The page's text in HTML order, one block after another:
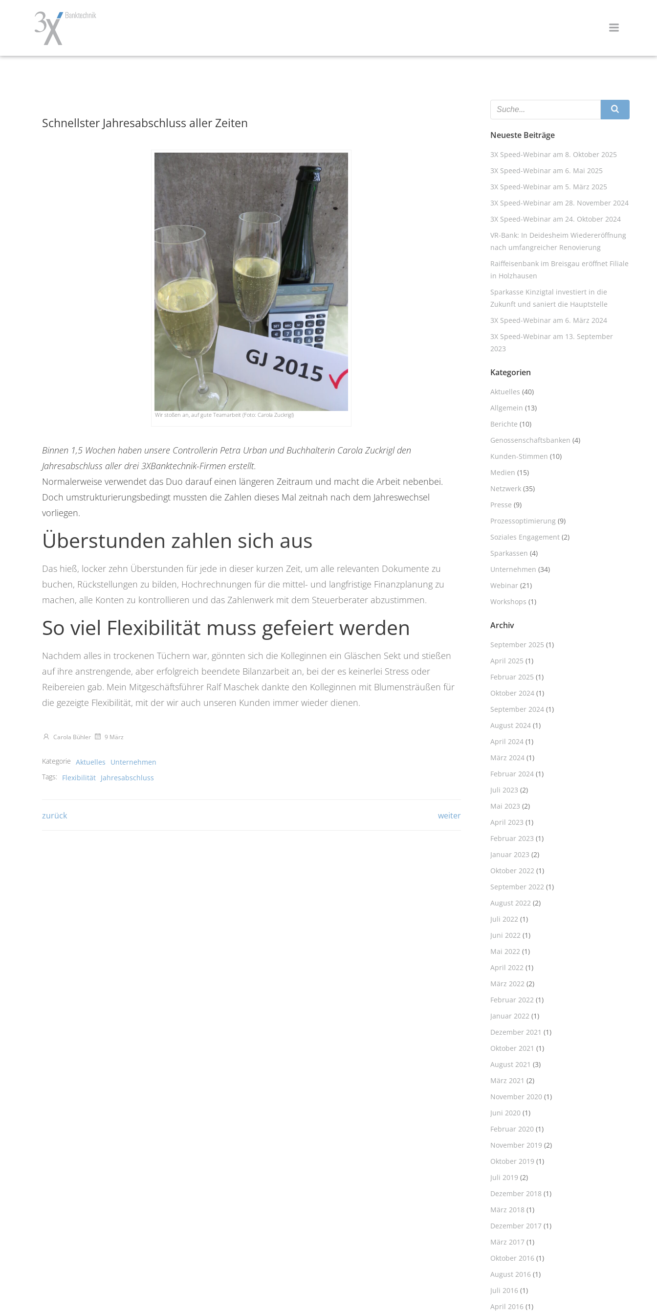
springen
Schnellster Jahresabschluss aller Zeiten
Wir stoßen an, auf gute Teamarbeit (Foto: Carola Zuckrigl)
Binnen 1,5 Wochen haben unsere Controllerin Petra Urban und Buchhalterin Carola Zuckrigl den
Jahresabschluss aller drei 3XBanktechnik-Firmen erstellt.
Normalerweise verwendet das Duo darauf einen längeren Zeitraum und macht die Arbeit nebenbei.
Doch umstrukturierungsbedingt mussten die Zahlen dieses Mal zeitnah nach dem Jahreswechsel
vorliegen.
Überstunden zahlen sich aus
Das hieß, locker zehn Überstunden für jede in dieser kurzen Zeit, um alle relevanten Dokumente zu
buchen, Rückstellungen zu bilden, Hochrechnungen für die mittel- und langfristige Finanzplanung zu
machen, alle Konten zu kontrollieren und das Zahlenwerk mit dem Steuerberater abzustimmen.
So viel Flexibilität muss gefeiert werden
Nachdem alles in trockenen Tüchern war, gönnten sich die Kolleginnen ein Gläschen Sekt und stießen
auf ihre anstrengende, aber erfolgreich beendete Bilanzarbeit an, bei der es keinerlei Stress oder
Reibereien gab. Mein Mitgeschäftsführer Ralf Maschek dankte den Kolleginnen mit Blumensträußen für
die gezeigte Flexibilität, mit der wir auch unseren Kunden immer wieder dienen.
Carola Bühler 9 März
Kategorie Aktuelles
Unternehmen
Tags:
Flexibilität Jahresabschluss
Beitragsnavigation
zurück Beitragsnavigationweiter
Neueste Beiträge
3X Speed-Webinar am 8. Oktober 2025
3X Speed-Webinar am 6. Mai 2025
3X Speed-Webinar am 5. März 2025
3X Speed-Webinar am 28. November 2024
3X Speed-Webinar am 24. Oktober 2024
VR-Bank: In Deidesheim Wiedereröffnung
nach umfangreicher Renovierung
Raiffeisenbank im Breisgau eröffnet Filiale
in Holzhausen
Sparkasse Kinzigtal investiert in die
Zukunft und saniert die Hauptstelle
3X Speed-Webinar am 6. März 2024
3X Speed-Webinar am 13. September
2023
Kategorien
Aktuelles (40)
Allgemein (13)
Berichte (10)
Genossenschaftsbanken (4)
Kunden-Stimmen (10)
Medien (15)
Netzwerk(35)
Presse (9)
Prozessoptimierung (9)
Soziales Engagement(2)
Sparkassen (4)
Unternehmen (34)
Webinar(21)
Workshops (1)
Archiv
September 2025 (1)
April 2025 (1)
Februar 2025 (1)
Oktober 2024(1)
September 2024(1)
August 2024(1)
April 2024(1)
März 2024(1)
Februar 2024(1)
Juli 2023 (2)
Mai 2023 (2)
April 2023 (1)
Februar 2023 (1)
Januar 2023 (2)
Oktober 2022 (1)
September 2022 (1)
August 2022 (2)
Juli 2022 (1)
Juni 2022 (1)
Mai 2022 (1)
April 2022 (1)
März 2022 (2)
Februar 2022 (1)
Januar 2022 (1)
Dezember 2021 (1)
Oktober 2021 (1)
August 2021 (3)
März 2021 (2)
November 2020(1)
Juni 2020(1)
Februar 2020(1)
November 2019 (2)
Oktober 2019 (1)
Juli 2019 (2)
Dezember 2018 (1)
März 2018 (1)
Dezember 2017(1)
März 2017(1)
Oktober 2016(1)
August 2016(1)
Juli 2016(1)
April 2016(1)